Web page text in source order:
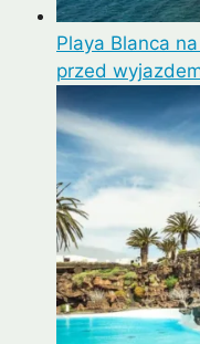
Playa Blanca
przed